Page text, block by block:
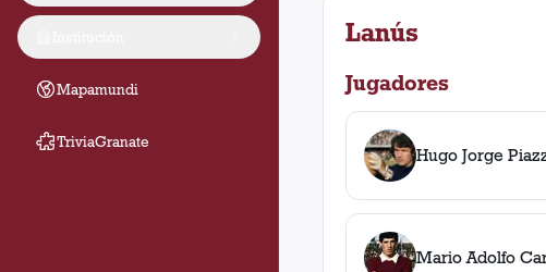
Mapamundi
TriviaGranate
Lanús
Jugadores
Hugo Jorge
Mario Adolfo